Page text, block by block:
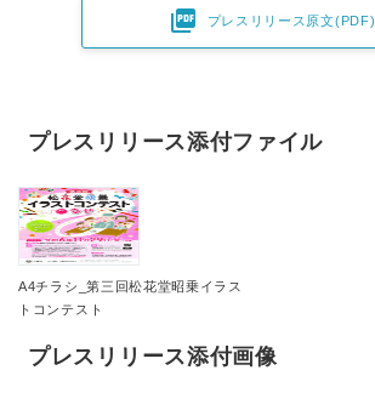
 プレスリリース原文(PDF)
プレスリリース添付ファイル
A4チラシ_第三回松花堂昭乗イラス
トコンテスト
プレスリリース添付画像